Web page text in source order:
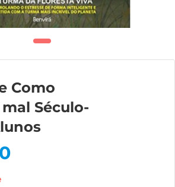
Como
Século-